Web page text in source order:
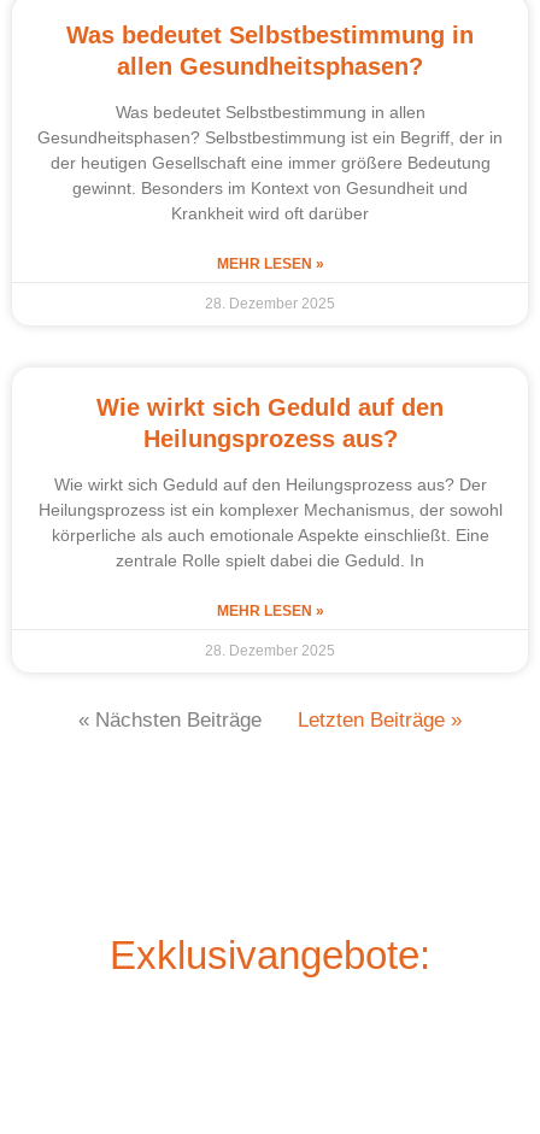
Was bedeutet Selbstbestimmung in
allen Gesundheitsphasen?
Was bedeutet Selbstbestimmung in allen
Gesundheitsphasen? Selbstbestimmung ist ein Begriff, der in
der heutigen Gesellschaft eine immer größere Bedeutung
gewinnt. Besonders im Kontext von Gesundheit und
Krankheit wird oft darüber
MEHR LESEN »
28. Dezember 2025
Wie wirkt sich Geduld auf den
Heilungsprozess aus?
Wie wirkt sich Geduld auf den Heilungsprozess aus? Der
Heilungsprozess ist ein komplexer Mechanismus, der sowohl
körperliche als auch emotionale Aspekte einschließt. Eine
zentrale Rolle spielt dabei die Geduld. In
MEHR LESEN »
28. Dezember 2025
« Nächsten Beiträge Letzten Beiträge »
Exklusivangebote: